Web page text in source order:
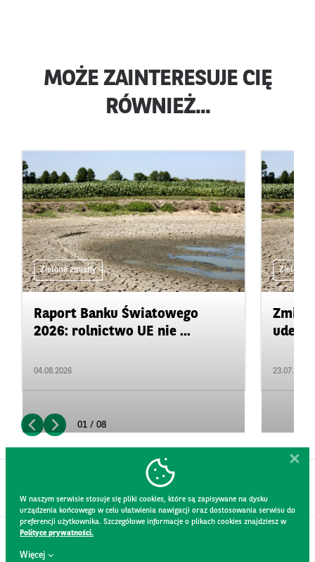
MOŻE ZAINTERESUJE CIĘ
RÓWNIEŻ...
Zielone zmiany
Raport Banku Światowego
2026: rolnictwo UE nie ...
04.08.2026
Zielone
23.07.2026
01 / 08
W naszym serwisie stosuje się pliki cookies, które są zapisywane na dysku
urządzenia końcowego w celu ułatwienia nawigacji oraz dostosowania serwisu do
preferencji użytkownika. Szczegółowe informacje o plikach cookies znajdziesz w
Polityce prywatności.
Więcej
KONTAKT
REGULAMIN STRONY